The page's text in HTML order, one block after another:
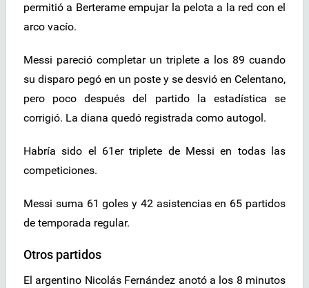
permitió a Berterame empujar la pelota a la red con el
arco vacío.
Messi pareció completar un triplete a los 89 cuando
su disparo pegó en un poste y se desvió en Celentano,
pero poco después del partido la estadística se
corrigió. La diana quedó registrada como autogol.
Habría sido el 61er triplete de Messi en todas las
competiciones.
Messi suma 61 goles y 42 asistencias en 65 partidos
de temporada regular.
Otros partidos
El argentino Nicolás Fernández anotó a los 8 minutos